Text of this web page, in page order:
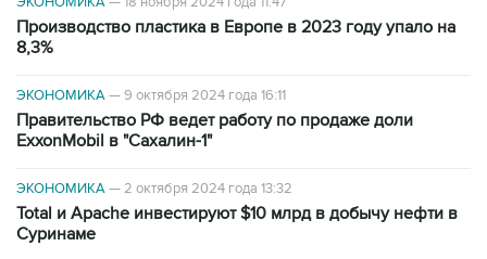
Производство пластика в Европе в 2023 году упало на
8,3%
ЭКОНОМИКА—9 октября 2024 года 16:11
Правительство РФ ведет работу по продаже доли
ExxonMobil в "Сахалин-1"
ЭКОНОМИКА—2 октября 2024 года 13:32
Total и Apache инвестируют $10 млрд в добычу нефти в
Суринаме